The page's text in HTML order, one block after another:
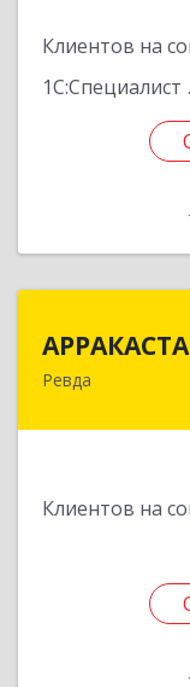
Клиентов на
1С:Специалист
АРРАКАСТА
Ревда
Клиентов на
623286,